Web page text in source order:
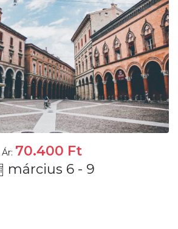
Ár: 70.400 Ft
március 6 - 9